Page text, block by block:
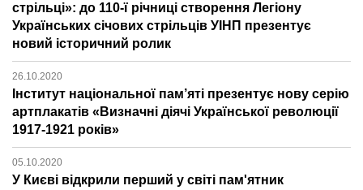
стрільці»: до 110-ї річниці створення Легіону
Українських січових стрільців УІНП презентує
новий історичний ролик
26.10.2020
Інститут національної пам’яті презентує нову серію
артплакатів «Визначні діячі Української революції
1917-1921 років»
05.10.2020
У Києві відкрили перший у світі пам'ятник